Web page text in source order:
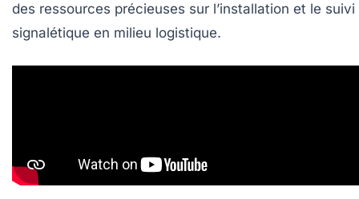
des ressources précieuses sur l’installation et le
signalétique en milieu logistique.